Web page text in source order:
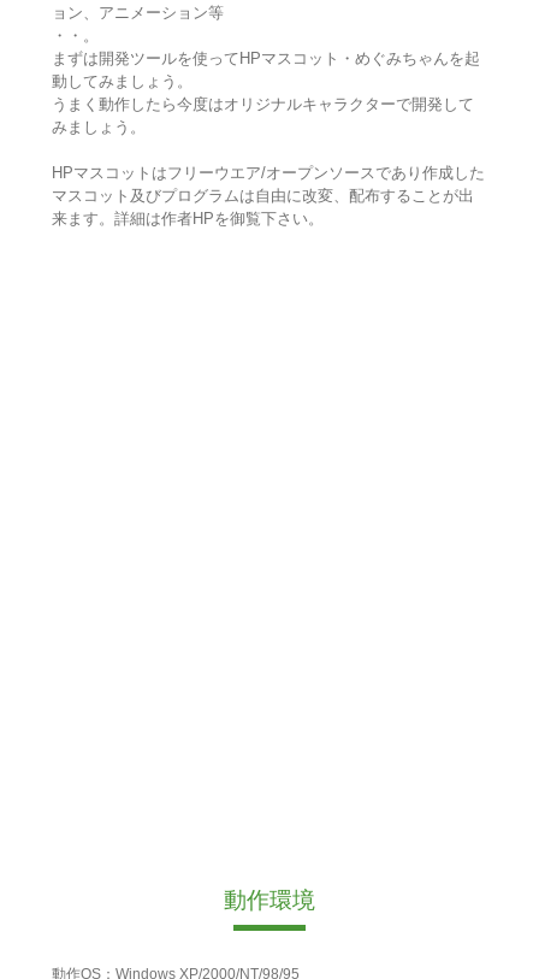
ョン、アニメーション等
・・。
まずは開発ツールを使ってHPマスコット・めぐみちゃんを起
動してみましょう。
うまく動作したら今度はオリジナルキャラクターで開発して
みましょう。
HPマスコットはフリーウエア/オープンソースであり作成した
マスコット及びプログラムは自由に改変、配布することが出
来ます。詳細は作者HPを御覧下さい。
動作環境
動作OS：Windows XP/2000/NT/98/95